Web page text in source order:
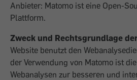
Anbieter: Matomo ist eine Open-
Plattform.
Zweck und Rechtsgrundlage
Website benutzt den
der Verwendung von Matomo ist
Webanalysen zur besseren und